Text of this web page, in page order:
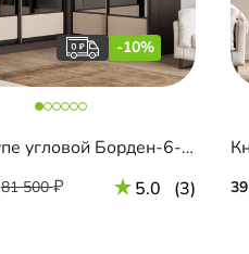
-10%
Шкаф-купе угловой Борден-6-1 2000
81 500 5.0 (3)